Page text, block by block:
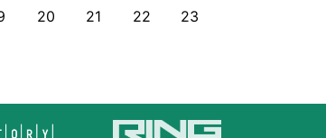
20 21 22 23